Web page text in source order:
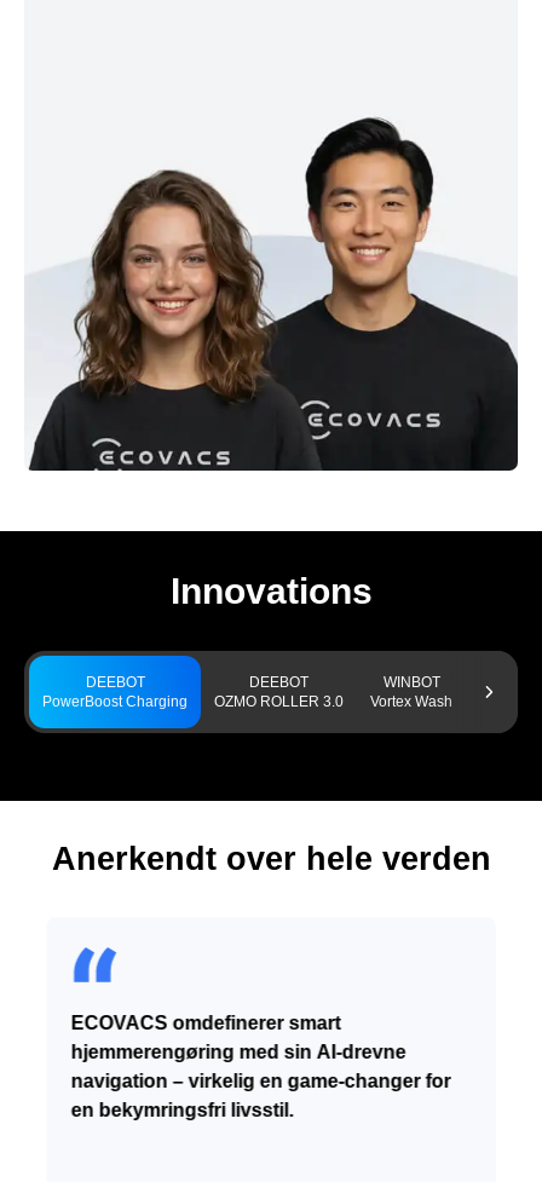
Innovations
DEEBOT
PowerBoost Charging
DEEBOT
OZMO ROLLER 3.0
WINBOT
Vortex Wash
TruEdge
Anerkendt over hele verden
ECOVACS omdefinerer smart
hjemmerengøring med sin AI-drevne
navigation – virkelig en game-changer for
en bekymringsfri livsstil.